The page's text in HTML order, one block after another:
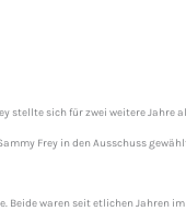
sich für zwei weitere
Frey in den Ausschuss
Beide waren seit etlichen